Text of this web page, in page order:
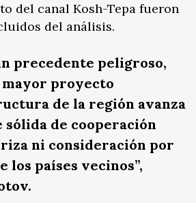
del canal Kosh-Tepa fueron
del análisis.
precedente peligroso,
mayor proyecto
de la región avanza
sólida de cooperación
ni consideración por
los países vecinos”,